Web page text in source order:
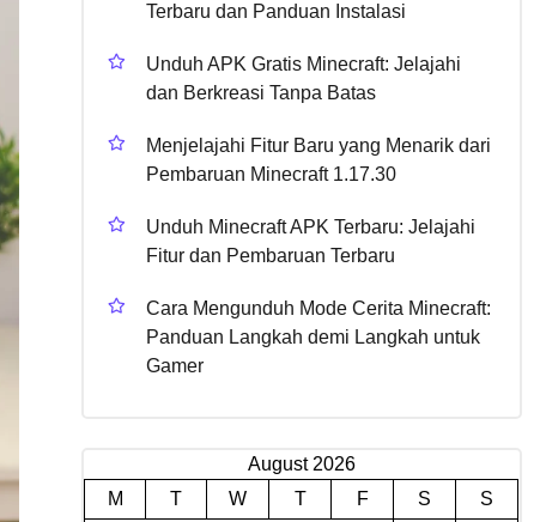
Terbaru dan Panduan Instalasi
Unduh APK Gratis Minecraft: Jelajahi
dan Berkreasi Tanpa Batas
Menjelajahi Fitur Baru yang Menarik dari
Pembaruan Minecraft 1.17.30
Unduh Minecraft APK Terbaru: Jelajahi
Fitur dan Pembaruan Terbaru
Cara Mengunduh Mode Cerita Minecraft:
Panduan Langkah demi Langkah untuk
Gamer
August 2026
M
T W T F S
S